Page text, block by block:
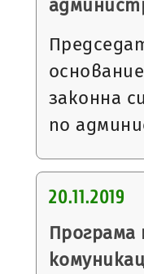
законна
по
20.11.2019